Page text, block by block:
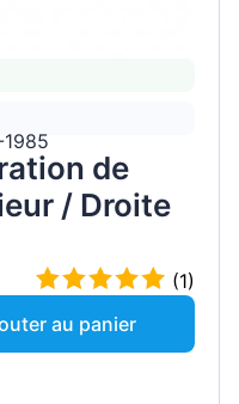
1985
de
/ Droite
(1)
au panier